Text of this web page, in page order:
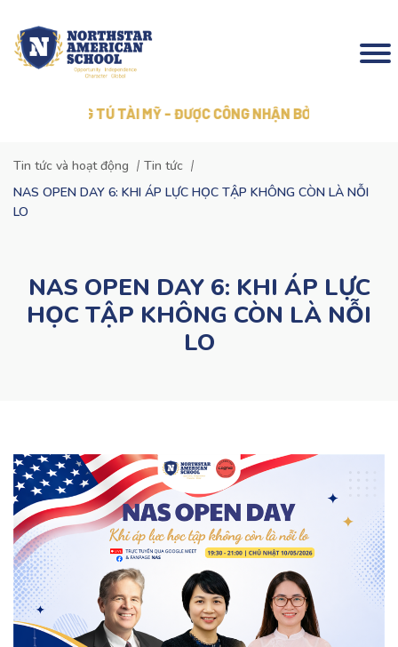
- BẰNG TÚ TÀI MỸ - ĐƯỢC CÔNG NHẬN BỞI COGNIA
Tin tức và hoạt động
Tin tức
NAS OPEN DAY 6: KHI ÁP LỰC HỌC TẬP KHÔNG CÒN LÀ NỖI
LO
NAS OPEN DAY 6: KHI ÁP LỰC
HỌC TẬP KHÔNG CÒN LÀ NỖI
LO